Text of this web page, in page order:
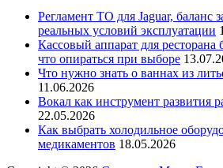
Регламент ТО для Jaguar, баланс
реальных условий эксплуатации
Кассовый аппарат для ресторана
что опираться при выборе
Что нужно знать о ваннах из
11.06.2026
Вокал как инструмент развития
22.05.2026
Как выбрать холодильное
медикаментов 18.05.2026